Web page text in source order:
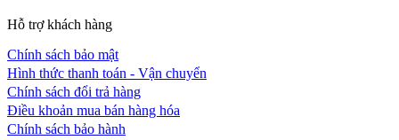
Hỗ trợ khách hàng
Chính sách bảo mật
Hình thức thanh toán - Vận chuyển
Chính sách đổi trả hàng
Điều khoản mua bán hàng hóa
Chính sách bảo hành